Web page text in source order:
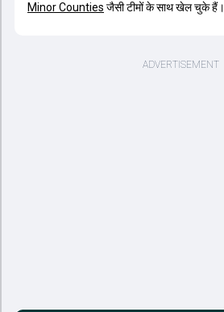
Minor Counties जैसी टीमों के साथ खेल चुके हैं।